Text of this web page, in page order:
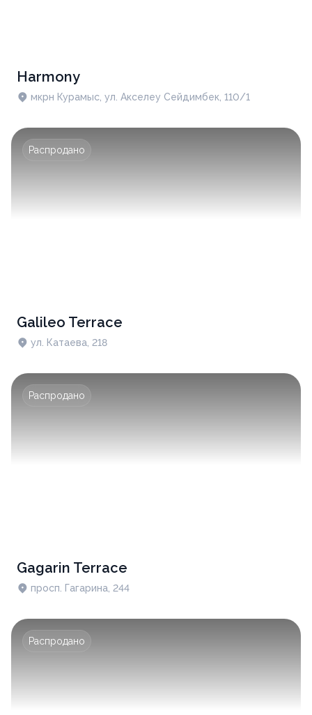
Harmony
мкрн Курамыс, ул. Акселеу Сейдимбек, 110/1
Распродано
Galileo Terrace
ул. Катаева, 218
Распродано
Gagarin Terrace
просп. Гагарина, 244
Распродано